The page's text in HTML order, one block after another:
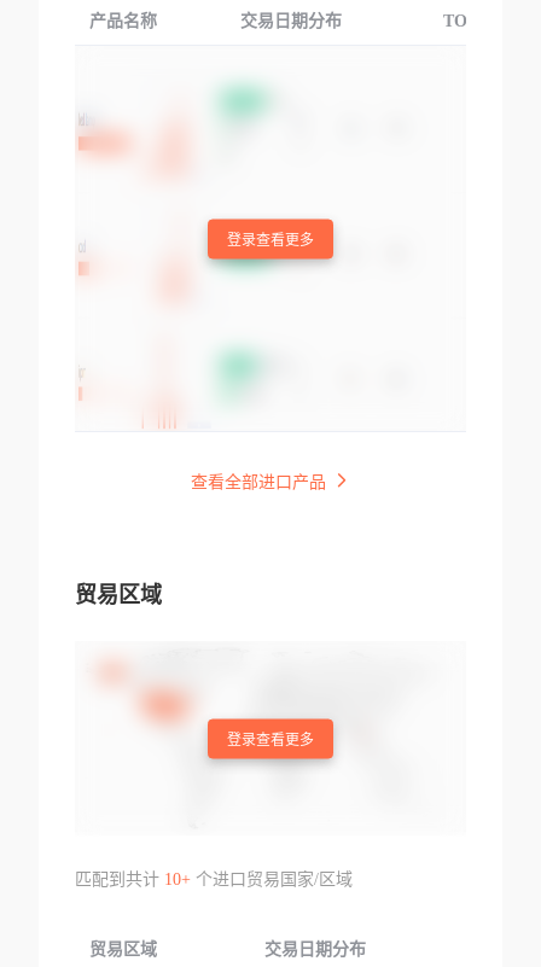
产品名称 交易日期分布 TOP3交易国
登录查看更多
查看全部进口产品
贸易区域
登录查看更多
匹配到共计 10+个进口贸易国家/区域
贸易区域 交易日期分布